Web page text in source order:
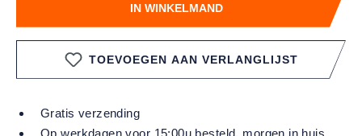
IN WINKELMAND
TOEVOEGEN AAN VERLANGLIJST
Gratis verzending
Op werkdagen voor 15:00u besteld, morgen in huis